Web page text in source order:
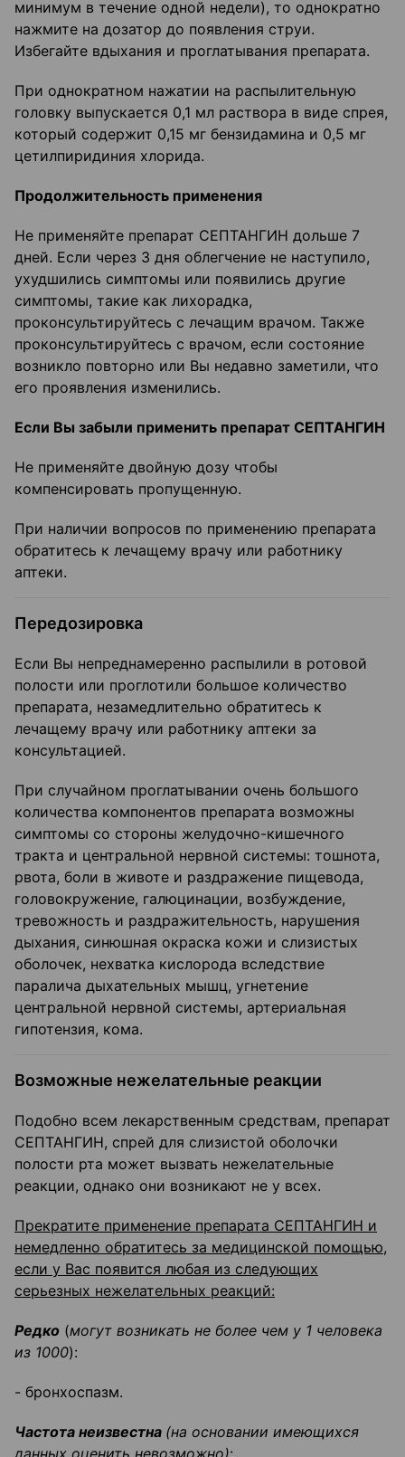
минимум в течение одной недели), то однократно
нажмите на дозатор до появления струи.
Избегайте вдыхания и проглатывания препарата.
При однократном нажатии на распылительную
головку выпускается 0,1 мл раствора в виде спрея,
который содержит 0,15 мг бензидамина и 0,5 мг
цетилпиридиния хлорида.
Продолжительность применения
Не применяйте препарат СЕПТАНГИН дольше 7
дней. Если через 3 дня облегчение не наступило,
ухудшились симптомы или появились другие
симптомы, такие как лихорадка,
проконсультируйтесь с лечащим врачом. Также
проконсультируйтесь с врачом, если состояние
возникло повторно или Вы недавно заметили, что
его проявления изменились.
Если Вы забыли применить препарат СЕПТАНГИН
Не применяйте двойную дозу чтобы
компенсировать пропущенную.
При наличии вопросов по применению препарата
обратитесь к лечащему врачу или работнику
аптеки.
Передозировка
Если Вы непреднамеренно распылили в ротовой
полости или проглотили большое количество
препарата, незамедлительно обратитесь к
лечащему врачу или работнику аптеки за
консультацией.
При случайном проглатывании очень большого
количества компонентов препарата возможны
симптомы со стороны желудочно-кишечного
тракта и центральной нервной системы: тошнота,
рвота, боли в животе и раздражение пищевода,
головокружение, галюцинации, возбуждение,
тревожность и раздражительность, нарушения
дыхания, синюшная окраска кожи и слизистых
оболочек, нехватка кислорода вследствие
паралича дыхательных мышц, угнетение
центральной нервной системы, артериальная
гипотензия, кома.
Возможные нежелательные реакции
Подобно всем лекарственным средствам, препарат
СЕПТАНГИН, спрей для слизистой оболочки
полости рта может вызвать нежелательные
реакции, однако они возникают не у всех.
Прекратите применение препарата СЕПТАНГИН и
немедленно обратитесь за медицинской помощью,
если у Вас появится любая из следующих
серьезных нежелательных реакций:
Редко (могут возникать не более чем у 1 человека
из 1000):
- бронхоспазм.
Частота неизвестна (на основании имеющихся